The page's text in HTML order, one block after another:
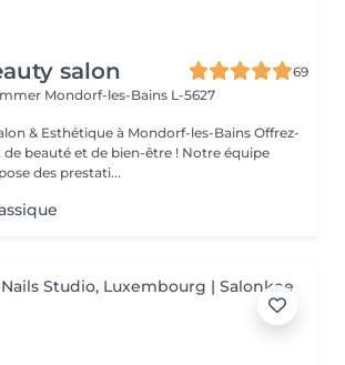
salon
69
Mondorf-les-Bains L-5627
& Esthétique à Mondorf-les-Bains Offrez-
beauté et de bien-être ! Notre équipe
des prestati...